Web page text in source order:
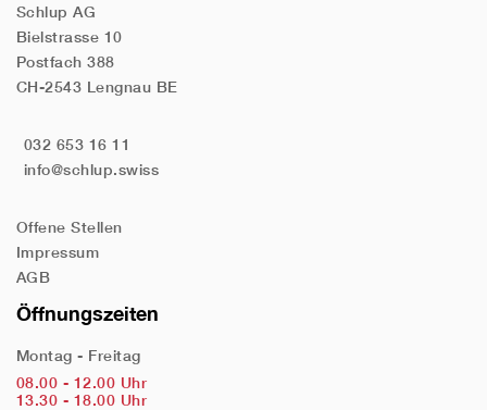
Schlup AG
Bielstrasse 10
Postfach 388
CH-2543 Lengnau BE
032 653 16 11
info@schlup.swiss
Offene Stellen
Impressum
AGB
Öffnungszeiten
Montag - Freitag
08.00 - 12.00 Uhr
13.30 - 18.00 Uhr